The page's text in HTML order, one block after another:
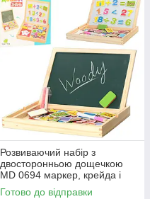
Розвиваючий набір з
двосторонньою дощечкою
MD 0694 маркер, крейда і
губка в комплекті
Готово до відправки